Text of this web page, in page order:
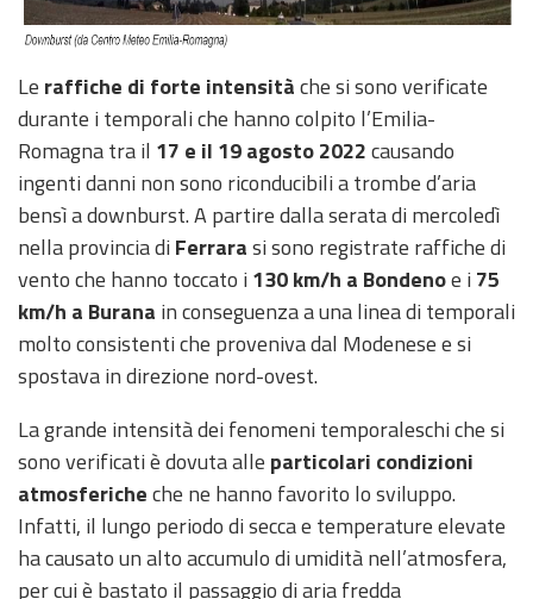
Le raffiche di forte intensitàche si sono verificate
durante i temporali che hanno colpito l’Emilia-
Romagna tra il 17 e il 19 agosto 2022causando
ingenti danni non sono riconducibili a trombe d’aria
bensì a downburst. A partire dalla serata di mercoledì
nella provincia di Ferrarasi sono registrate raffiche di
vento che hanno toccato i 130 km/h a Bondenoe i 75
km/h a Burana in conseguenza a una linea di temporali
molto consistenti che proveniva dal Modenese e si
spostava in direzione nord-ovest.
La grande intensità dei fenomeni temporaleschi che si
sono verificati è dovuta alle particolari condizioni
atmosfericheche ne hanno favorito lo sviluppo.
Infatti, il lungo periodo di secca e temperature elevate
ha causato un alto accumulo di umidità nell’atmosfera,
per cui è bastato il passaggio di aria fredda